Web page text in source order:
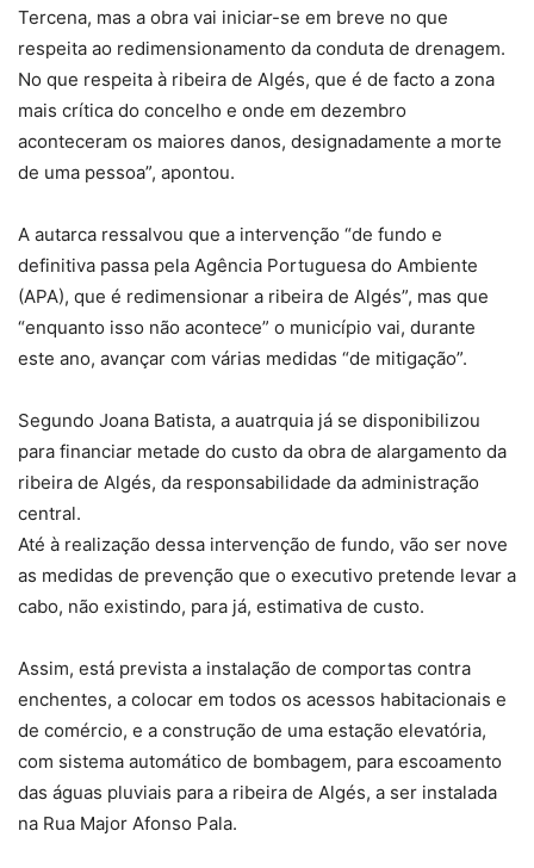
Tercena, mas a obra vai iniciar-se em breve no que
respeita ao redimensionamento da conduta de drenagem.
No que respeita à ribeira de Algés, que é de facto a zona
mais crítica do concelho e onde em dezembro
aconteceram os maiores danos, designadamente a morte
de uma pessoa”, apontou.
A autarca ressalvou que a intervenção “de fundo e
definitiva passa pela Agência Portuguesa do Ambiente
(APA), que é redimensionar a ribeira de Algés”, mas que
“enquanto isso não acontece” o município vai, durante
este ano, avançar com várias medidas “de mitigação”.
Segundo Joana Batista, a auatrquia já se disponibilizou
para financiar metade do custo da obra de alargamento da
ribeira de Algés, da responsabilidade da administração
central.
Até à realização dessa intervenção de fundo, vão ser nove
as medidas de prevenção que o executivo pretende levar a
cabo, não existindo, para já, estimativa de custo.
Assim, está prevista a instalação de comportas contra
enchentes, a colocar em todos os acessos habitacionais e
de comércio, e a construção de uma estação elevatória,
com sistema automático de bombagem, para escoamento
das águas pluviais para a ribeira de Algés, a ser instalada
na Rua Major Afonso Pala.